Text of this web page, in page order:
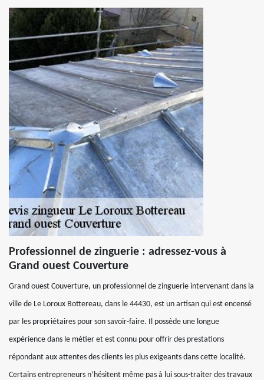
Professionnel de zinguerie : adressez-vous à
Grand ouest Couverture
Grand ouest Couverture, un professionnel de zinguerie intervenant dans la
ville de Le Loroux Bottereau, dans le 44430, est un artisan qui est encensé
par les propriétaires pour son savoir-faire. Il possède une longue
expérience dans le métier et est connu pour offrir des prestations
répondant aux attentes des clients les plus exigeants dans cette localité.
Certains entrepreneurs n’hésitent même pas à lui sous-traiter des travaux